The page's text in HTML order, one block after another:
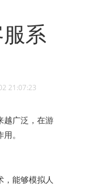
系
21:07:23
越广泛，在游
。
能够模拟人